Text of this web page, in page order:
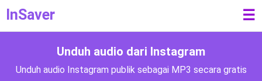
InSaver ☰
Unduh audio dari Instagram
Unduh audio Instagram publik sebagai MP3 secara gratis